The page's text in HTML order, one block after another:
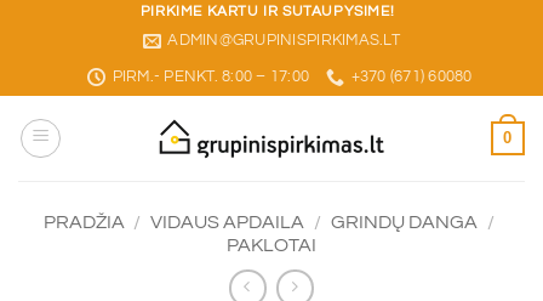
PIRKIME KARTU IR SUTAUPYSIME!
ADMIN@GRUPINISPIRKIMAS.LT
PIRM.- PENKT. 8:00 – 17:00 +370 (671) 60080
0
PRADŽIA / VIDAUS APDAILA / GRINDŲ DANGA
/
PAKLOTAI